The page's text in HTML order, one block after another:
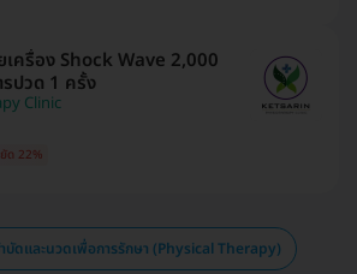
เครื่อง Shock Wave 2,000
ปวด 1 ครั้ง
Clinic
ด 22%
บัดและนวดเพื่อการรักษา (Physical Therapy)